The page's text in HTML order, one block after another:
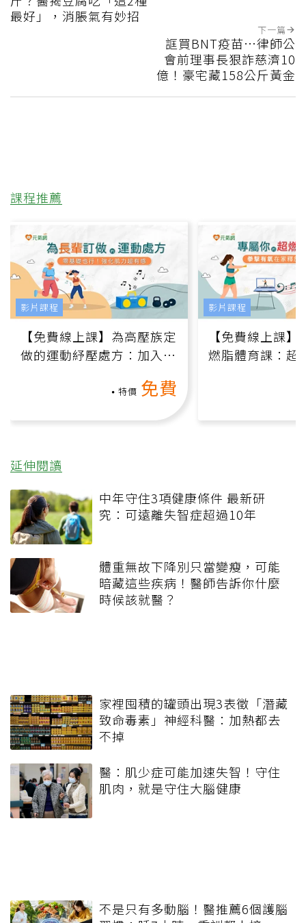
最好」，消脹氣有妙招
下一篇
誆買BNT疫苗…律師公
會前理事長狠詐慈濟10
億！豪宅藏158公斤黃金
課程推薦
【免費線上課】為高壓族定
做的運動紓壓處方：加入行
特價 免費
影片課程
【免費線上課
燃脂體育課：超
影片課程
延伸閱讀
中年守住3項健康條件 最新研
究：可遠離失智症超過10年
體重無故下降別只當變瘦，可能
暗藏這些疾病！醫師告訴你什麼
時候該就醫？
家裡囤積的罐頭出現3表徵「潛藏
致命毒素」神經科醫：加熱都去
不掉
醫：肌少症可能加速失智！守住
肌肉，就是守住大腦健康
不是只有多動腦！醫推薦6個護腦